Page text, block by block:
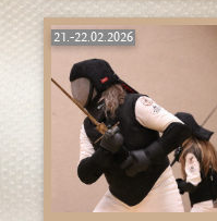
21.-22.02.2026